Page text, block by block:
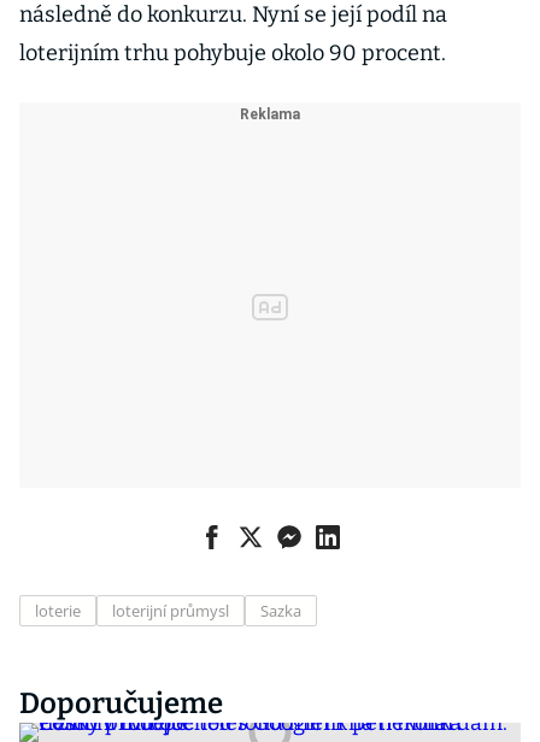
následně do konkurzu. Nyní se její podíl na
loterijním trhu pohybuje okolo 90 procent.
loterie loterijní průmysl Sazka
Doporučujeme